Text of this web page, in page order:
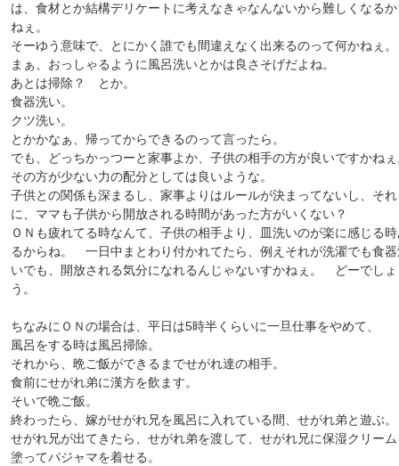
は、食材とか結構デリケートに考えなきゃなんないから難しくなる
ねぇ。
そーゆう意味で、とにかく誰でも間違えなく出来るのって何かねぇ。
まぁ、おっしゃるように風呂洗いとかは良さそげだよね。
あとは掃除？ とか。
食器洗い。
クツ洗い。
とかかなぁ、帰ってからできるのって言ったら。
でも、どっちかっつーと家事よか、子供の相手の方が良いですかね
その方が少ない力の配分としては良いような。
子供との関係も深まるし、家事よりはルールが決まってないし、それ
に、ママも子供から開放される時間があった方がいくない？
ＯＮも疲れてる時なんて、子供の相手より、皿洗いのが楽に感じる
るからね。 一日中まとわり付かれてたら、例えそれが洗濯でも食
いでも、開放される気分になれるんじゃないすかねぇ。 どーでしょ
う。
ちなみにＯＮの場合は、平日は5時半くらいに一旦仕事をやめて、
風呂をする時は風呂掃除。
それから、晩ご飯ができるまでせがれ達の相手。
食前にせがれ弟に漢方を飲ます。
そいで晩ご飯。
終わったら、嫁がせがれ兄を風呂に入れている間、せがれ弟と遊ぶ。
せがれ兄が出てきたら、せがれ弟を渡して、せがれ兄に保湿クリー
塗ってパジャマを着せる。